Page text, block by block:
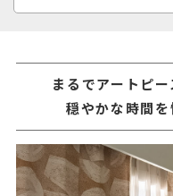
まるでアートピ
穏やかな時間